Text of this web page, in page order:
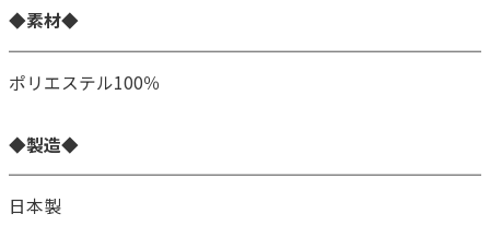
◆素材◆
ポリエステル100％
◆製造◆
日本製